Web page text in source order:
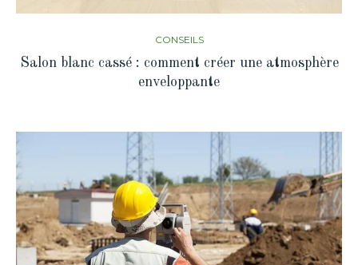
CONSEILS
Salon blanc cassé : comment créer une atmosphère
enveloppante